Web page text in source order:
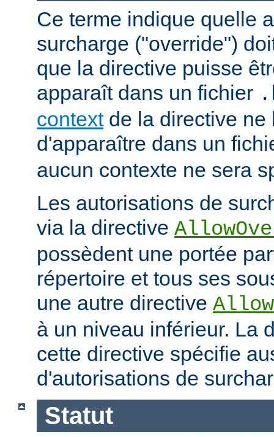
Ce terme indique quelle
surcharge ("override")
que la directive puisse
apparaît dans un fichier
contextde la directive ne
d'apparaître dans un
aucun contexte ne sera
Les autorisations de
via la directive
possèdent une portée
répertoire et tous ses
une autre directive
à un niveau inférieur. La
cette directive spécifie
d'autorisations de
Statut